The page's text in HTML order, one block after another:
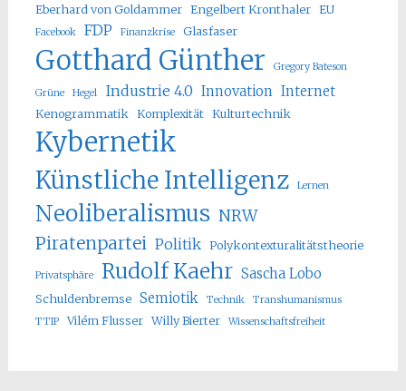
Eberhard von Goldammer Engelbert Kronthaler EU
Facebook FDP Finanzkrise Glasfaser
Gotthard Günther Gregory Bateson
Grüne Hegel Industrie 4.0 Innovation Internet
Kenogrammatik Komplexität Kulturtechnik
Kybernetik
Künstliche Intelligenz Lernen
Neoliberalismus NRW
Piratenpartei Politik Polykontexturalitätstheorie
Privatsphäre Rudolf Kaehr Sascha Lobo
Schuldenbremse Semiotik Technik
Transhumanismus
TTIP
Vilém Flusser Willy Bierter Wissenschaftsfreiheit